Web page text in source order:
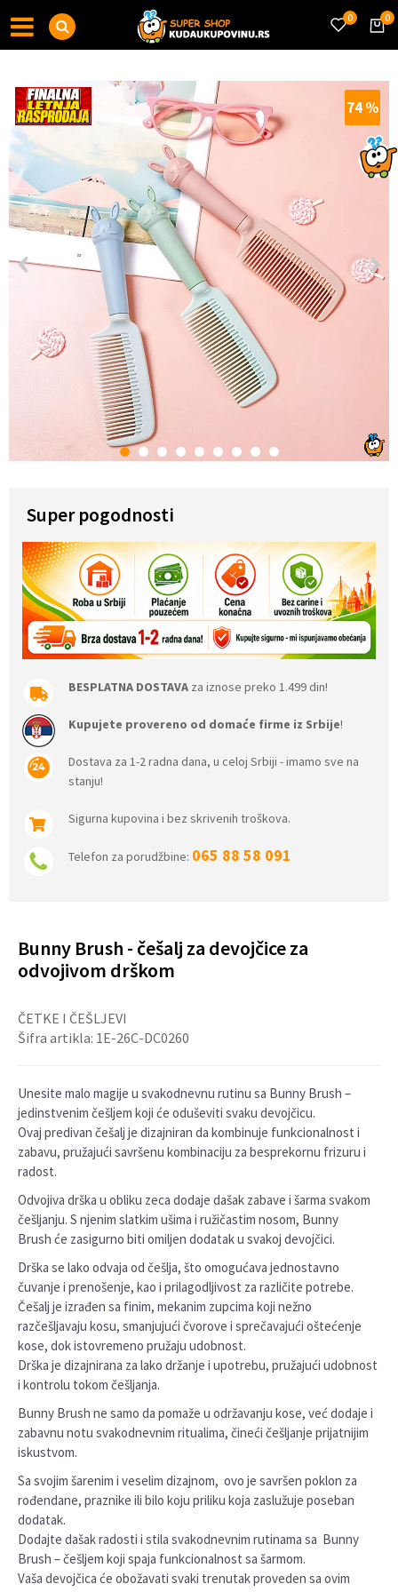
0
0
1 2 3 4 5 6 7 8 9
74%
Super pogodnosti
BESPLATNA DOSTAVA za iznose preko 1.499 din!
Kupujete provereno od domaće firme iz Srbije!
Dostava za 1-2 radna dana, u celoj Srbiji - imamo sve na
stanju!
Sigurna kupovina i bez skrivenih troškova.
Telefon za porudžbine: 065 88 58 091
Bunny Brush - češalj za devojčice za
odvojivom drškom
ČETKE I ČEŠLJEVI
Šifra artikla: 1E-26C-DC0260
Unesite malo magije u svakodnevnu rutinu sa Bunny Brush –
jedinstvenim češlјem koji će oduševiti svaku devojčicu.
Ovaj predivan češalj je dizajniran da kombinuje funkcionalnost i
zabavu, pružajući savršenu kombinaciju za besprekornu frizuru i
radost.
Odvojiva drška u obliku zeca dodaje dašak zabave i šarma svakom
češljanju. S njenim slatkim ušima i ružičastim nosom, Bunny
Brush će zasigurno biti omiljen dodatak u svakoj devojčici.
Drška se lako odvaja od češlja, što omogućava jednostavno
čuvanje i prenošenje, kao i prilagodljivost za različite potrebe.
Češalj je izrađen sa finim, mekanim zupcima koji nežno
razčešljavaju kosu, smanjujući čvorove i sprečavajući oštećenje
kose, dok istovremeno pružaju udobnost.
Drška je dizajnirana za lako držanje i upotrebu, pružajući udobnost
i kontrolu tokom češljanja.
Bunny Brush ne samo da pomaže u održavanju kose, već dodaje i
zabavnu notu svakodnevnim ritualima, čineći češljanje prijatnijim
iskustvom.
Sa svojim šarenim i veselim dizajnom, ovo je savršen poklon za
rođendane, praznike ili bilo koju priliku koja zaslužuje poseban
dodatak.
Dodajte dašak radosti i stila svakodnevnim rutinama sa Bunny
Brush – češljem koji spaja funkcionalnost sa šarmom.
Vaša devojčica će obožavati svaki trenutak proveden sa ovim